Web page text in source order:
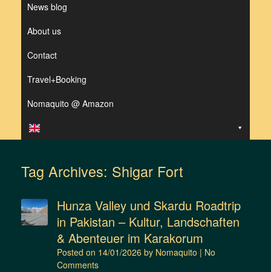
News blog
About us
Contact
Travel+Booking
Nomaquito @ Amazon
Tag Archives: Shigar Fort
Hunza Valley und Skardu Roadtrip
in Pakistan – Kultur, Landschaften
& Abenteuer im Karakorum
Posted on 14/01/2026 by Nomaquito | No
Comments